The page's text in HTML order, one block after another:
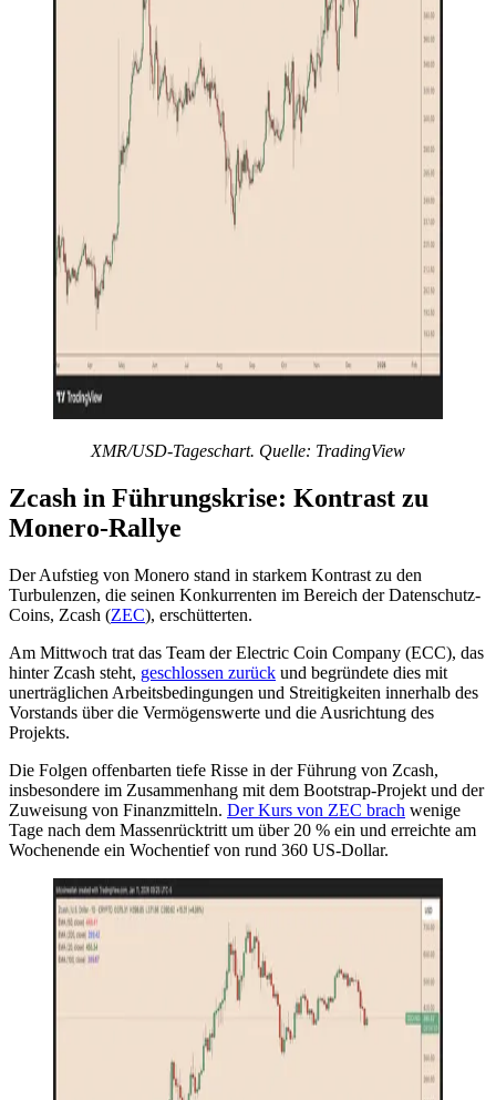
XMR/USD-Tageschart. Quelle: TradingView
Zcash in Führungskrise: Kontrast zu
Monero-Rallye
Der Aufstieg von Monero stand in starkem Kontrast zu den
Turbulenzen, die seinen Konkurrenten im Bereich der Datenschutz-
Coins, Zcash (ZEC), erschütterten.
Am Mittwoch trat das Team der Electric Coin Company (ECC), das
hinter Zcash steht, geschlossen zurück und begründete dies mit
unerträglichen Arbeitsbedingungen und Streitigkeiten innerhalb des
Vorstands über die Vermögenswerte und die Ausrichtung des
Projekts.
Die Folgen offenbarten tiefe Risse in der Führung von Zcash,
insbesondere im Zusammenhang mit dem Bootstrap-Projekt und der
Zuweisung von Finanzmitteln. Der Kurs von ZEC brach wenige
Tage nach dem Massenrücktritt um über 20 % ein und erreichte am
Wochenende ein Wochentief von rund 360 US-Dollar.